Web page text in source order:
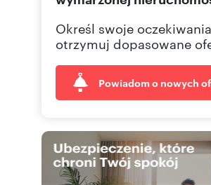
Określ swoje
otrzymuj dopasowane
Powiadom o nowych